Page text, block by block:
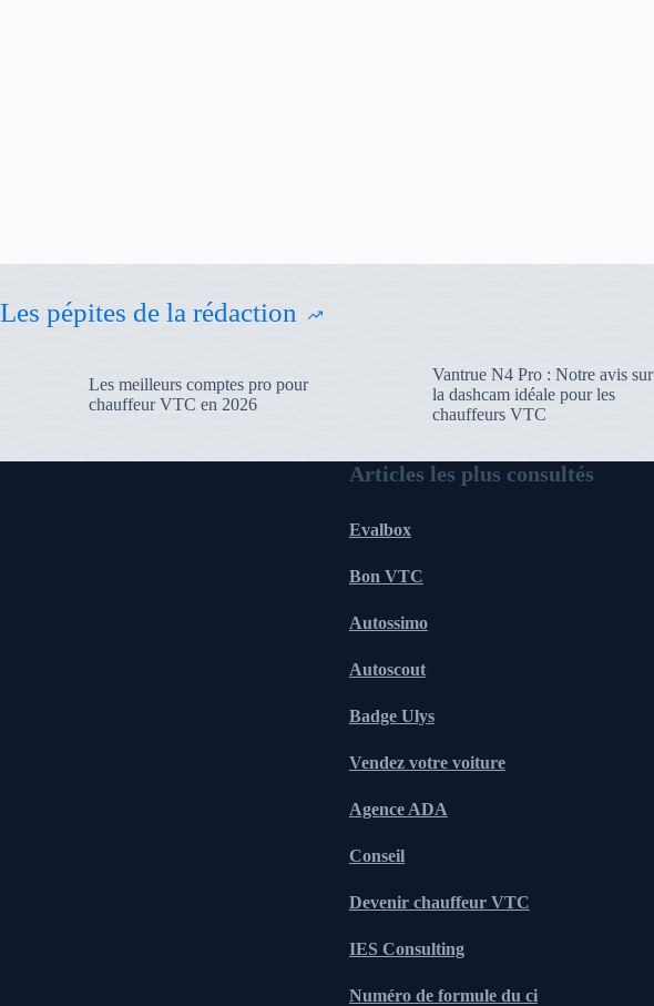
Les pépites de la rédaction
Les meilleurs comptes pro pour
chauffeur VTC en 2026
Vantrue N4 Pro : Notre avis sur
la dashcam idéale pour les
chauffeurs VTC
Articles les plus consultés
Evalbox
Bon VTC
Autossimo
Autoscout
Badge Ulys
Vendez votre voiture
Agence ADA
Conseil
Devenir chauffeur VTC
IES Consulting
Numéro de formule du ci